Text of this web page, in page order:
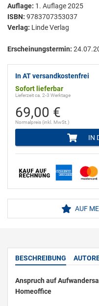
Auflage: 1. Auflage 2025
ISBN: 9783707353037
Verlag: Linde Verlag
Erscheinungstermin:
In AT versandkostenfrei
Sofort lieferbar
Lieferzeit ca. 2-3 Werktage
69,00 €
Normalpreis (inkl. MwSt.)
IN
AUF
BESCHREIBUNG
Anspruch auf
Homeoffice